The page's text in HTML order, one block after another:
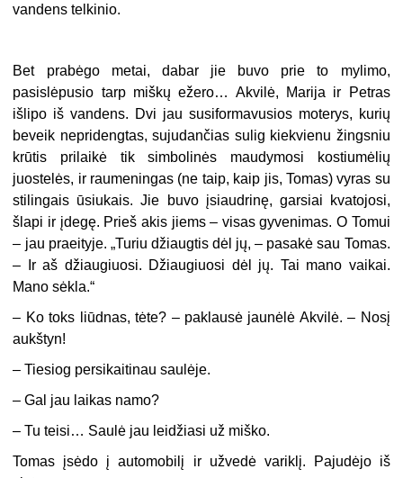
vandens telkinio.
Bet prabėgo metai, dabar jie buvo prie to mylimo,
pasislėpusio tarp miškų ežero… Akvilė, Marija ir Petras
išlipo iš vandens. Dvi jau susiformavusios moterys, kurių
beveik nepridengtas, sujudančias sulig kiekvienu žingsniu
krūtis prilaikė tik simbolinės maudymosi kostiumėlių
juostelės, ir raumeningas (ne taip, kaip jis, Tomas) vyras su
stilingais ūsiukais. Jie buvo įsiaudrinę, garsiai kvatojosi,
šlapi ir įdegę. Prieš akis jiems – visas gyvenimas. O Tomui
– jau praeityje. „Turiu džiaugtis dėl jų, – pasakė sau Tomas.
– Ir aš džiaugiuosi. Džiaugiuosi dėl jų. Tai mano vaikai.
Mano sėkla.“
– Ko toks liūdnas, tėte? – paklausė jaunėlė Akvilė. – Nosį
aukštyn!
–Tiesiog persikaitinau saulėje.
–Gal jau laikas namo?
–Tu teisi… Saulė jau leidžiasi už miško.
Tomas įsėdo į automobilį ir užvedė variklį. Pajudėjo iš